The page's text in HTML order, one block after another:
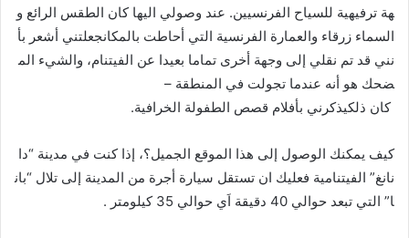
هة ترفيهية للسياح الفرنسيين. عند وصولي اليها كان الطقس الرائع و
السماء زرقاء والعمارة الفرنسية التي أحاطت بالمكانجعلتني أشعر بأ
نني قد تم نقلي إلى وجهة أخرى تماما بعيدا عن الفيتنام، والشيء الم
ضحك هو أنه عندما تجولت في المنطقة –
كان ذلكيذكرني بأفلام قصص الطفولة الخرافية.
كيف يمكنك الوصول إلى هذا الموقع الجميل؟، إذا كنت في مدينة “دا
نانغ” الفيتنامية فعليك ان تستقل سيارة أجرة من المدينة إلى تلال “بان
ا” التي تبعد حوالي 40 دقيقة اَي حوالي 35 كيلومتر .